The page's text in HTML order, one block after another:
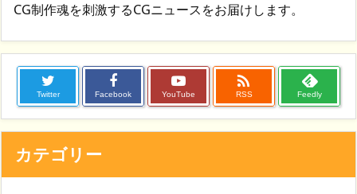
CG制作魂を刺激するCGニュースをお届けします。
Twitter Facebook YouTube

RSS Feedly
カテゴリー